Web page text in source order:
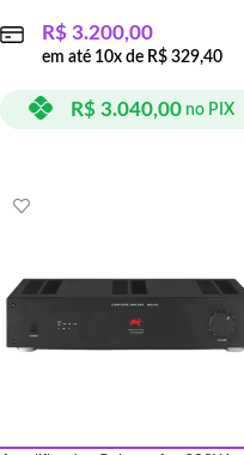
R$ 3.200,00
em até 10x de R$ 329,40
R$3.040,00 no PIX